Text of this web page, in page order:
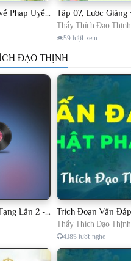
Tập 08, Lược Giảng về Pháp Uyển Châu Lâm, Chủ giảng TT. Thích Đạo Thịnh.
Thầy Thích Đạo Thịnh
59 lượt xem
ĐẠO THỊNH
Giảng Giải Kinh Địa Tạng Lần 2 - Thầy Thích Đạo Thịnh - Diệu Pháp Khai Tâm
Thầy Thích Đạo Thịnh
4.185 lượt nghe